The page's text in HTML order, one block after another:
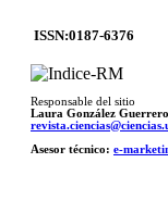
ISSN:0187-6376
Responsable del sitio
Laura González Guerrero
Asesor técnico: e-